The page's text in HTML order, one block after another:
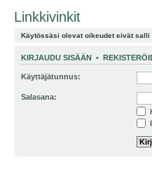
Linkkivinkit
Käytössäsi olevat oikeudet eivät salli
KIRJAUDU SISÄÄN •
Käyttäjätunnus:
Salasana: